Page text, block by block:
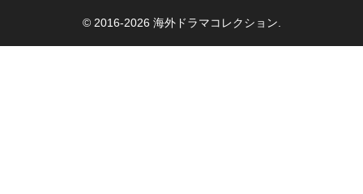
© 2016-2026 海外ドラマコレクション.